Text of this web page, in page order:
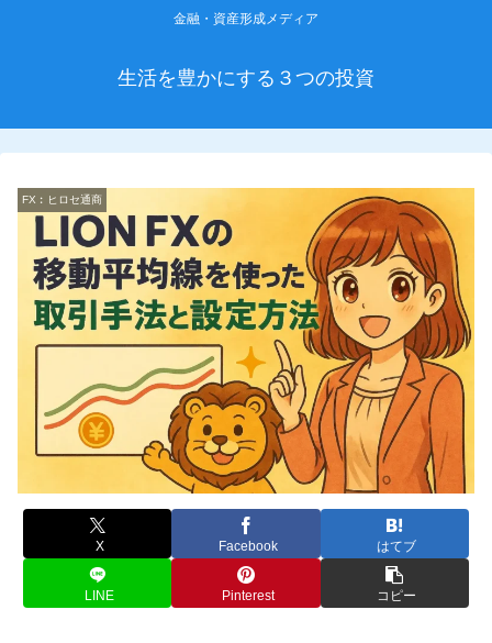
金融・資産形成メディア
生活を豊かにする３つの投資
FX︰ヒロセ通商
X Facebook はてブ
LINE Pinterest コピー